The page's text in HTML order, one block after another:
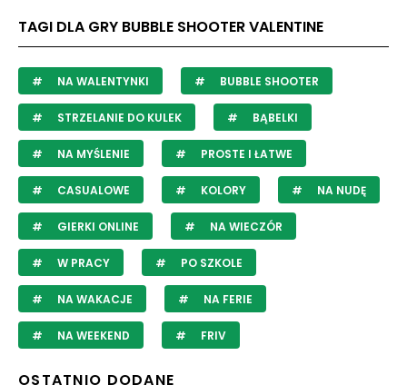
TAGI DLA GRY BUBBLE SHOOTER VALENTINE
NA WALENTYNKI BUBBLE SHOOTER
STRZELANIE DO KULEK BĄBELKI
NA MYŚLENIE PROSTE I ŁATWE
CASUALOWE KOLORY NA NUDĘ
GIERKI ONLINE NA WIECZÓR
W PRACY PO SZKOLE
NA WAKACJE NA FERIE
NA WEEKEND FRIV
OSTATNIO DODANE